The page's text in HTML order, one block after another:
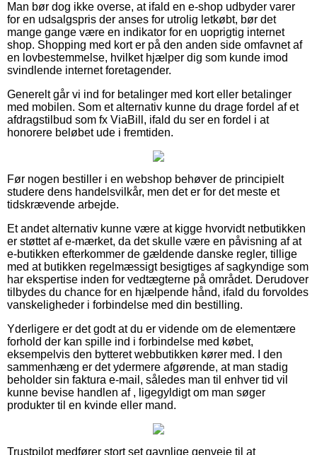
Man bør dog ikke overse, at ifald en e-shop udbyder varer
for en udsalgspris der anses for utrolig letkøbt, bør det
mange gange være en indikator for en uoprigtig internet
shop. Shopping med kort er på den anden side omfavnet af
en lovbestemmelse, hvilket hjælper dig som kunde imod
svindlende internet foretagender.
Generelt går vi ind for betalinger med kort eller betalinger
med mobilen. Som et alternativ kunne du drage fordel af et
afdragstilbud som fx ViaBill, ifald du ser en fordel i at
honorere beløbet ude i fremtiden.
Før nogen bestiller i en webshop behøver de principielt
studere dens handelsvilkår, men det er for det meste et
tidskrævende arbejde.
Et andet alternativ kunne være at kigge hvorvidt netbutikken
er støttet af e-mærket, da det skulle være en påvisning af at
e-butikken efterkommer de gældende danske regler, tillige
med at butikken regelmæssigt besigtiges af sagkyndige som
har ekspertise inden for vedtægterne på området. Derudover
tilbydes du chance for en hjælpende hånd, ifald du forvoldes
vanskeligheder i forbindelse med din bestilling.
Yderligere er det godt at du er vidende om de elementære
forhold der kan spille ind i forbindelse med købet,
eksempelvis den bytteret webbutikken kører med. I den
sammenhæng er det ydermere afgørende, at man stadig
beholder sin faktura e-mail, således man til enhver tid vil
kunne bevise handlen af , ligegyldigt om man søger
produkter til en kvinde eller mand.
Trustpilot medfører stort set gavnlige genveje til at